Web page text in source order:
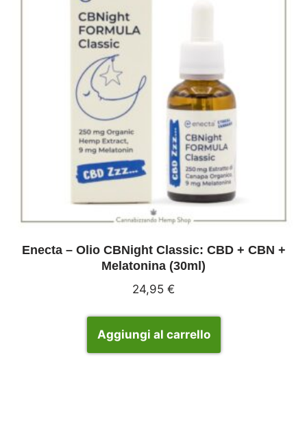
Enecta – Olio CBNight Classic: CBD + CBN +
Melatonina (30ml)
24,95 €
Aggiungi al carrello